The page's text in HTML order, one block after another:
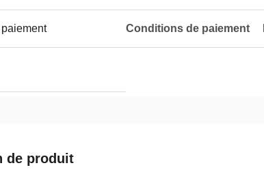
Conditions de paiement
de produit